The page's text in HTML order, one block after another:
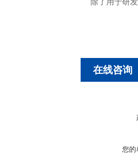
除了用于研
在线咨询
您的